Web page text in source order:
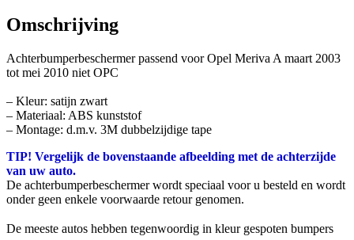
Omschrijving
Achterbumperbeschermer passend voor Opel Meriva A maart 2003
tot mei 2010 niet OPC
– Kleur: satijn zwart
– Materiaal: ABS kunststof
– Montage: d.m.v. 3M dubbelzijdige tape
TIP! Vergelijk de bovenstaande afbeelding met de achterzijde
van uw auto.
De achterbumperbeschermer wordt speciaal voor u besteld en wordt
onder geen enkele voorwaarde retour genomen.
De meeste autos hebben tegenwoordig in kleur gespoten bumpers